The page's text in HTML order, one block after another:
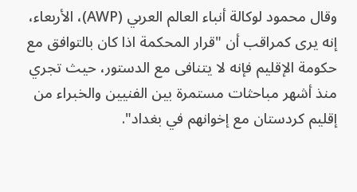
وقال محمود لوكالة أنباء العالم العربي (AWP)، الأربعاء،
إنه يرى كمراقب أن "قرار المحكمة اذا كان بالتوافق مع
حكومة الإقليم فإنه لا يتنافى مع الدستور، حيث تجري
منذ أشهر مباحثات مستمرة بين الفنيين والخبراء من
إقليم كردستان مع إخوانهم في بغداد".